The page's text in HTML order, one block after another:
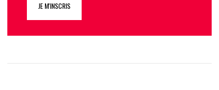
JE M'INSCRIS